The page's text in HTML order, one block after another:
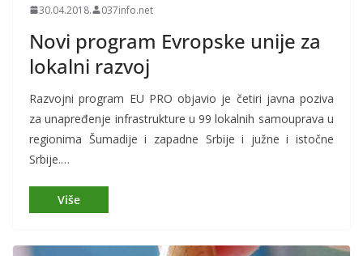
30.04.2018. 037info.net
Novi program Evropske unije za
lokalni razvoj
Razvojni program EU PRO objavio je četiri javna poziva
za unapređenje infrastrukture u 99 lokalnih samouprava u
regionima Šumadije i zapadne Srbije i južne i istočne
Srbije.…